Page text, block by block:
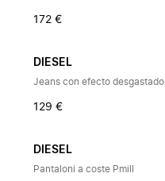
172 €
DIESEL
Jeans con efecto desgastado
129 €
DIESEL
Pantaloni a coste Pmill